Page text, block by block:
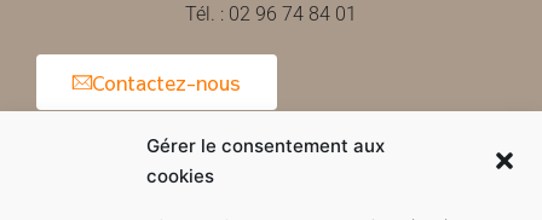
Gérer le consentement aux
cookies
Tél. : 02 96 74 84 01
Contactez-nous